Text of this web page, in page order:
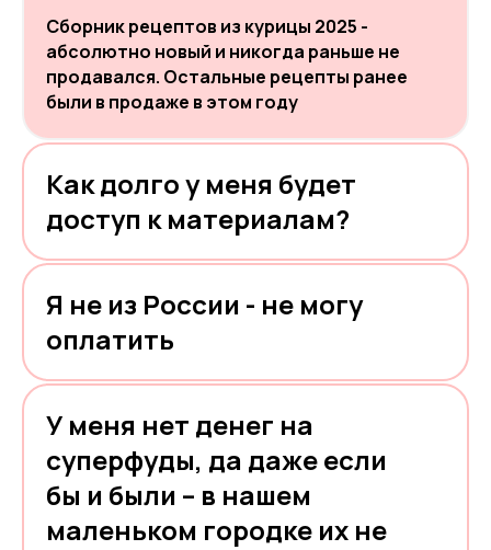
Сборник рецептов из курицы 2025 -
абсолютно новый и никогда раньше не
продавался. Остальные рецепты ранее
были в продаже в этом году
Как долго у меня будет
доступ к материалам?
Я не из России - не могу
оплатить
У меня нет денег на
суперфуды, да даже если
бы и были – в нашем
маленьком городке их не